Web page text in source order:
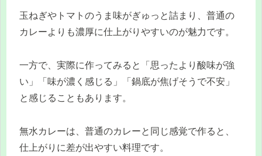
玉ねぎやトマトのうま味がぎゅっと詰まり、普通の
カレーよりも濃厚に仕上がりやすいのが魅力です。
一方で、実際に作ってみると「思ったより酸味が強
い」「味が濃く感じる」「鍋底が焦げそうで不安」
と感じることもあります。
無水カレーは、普通のカレーと同じ感覚で作ると、
仕上がりに差が出やすい料理です。